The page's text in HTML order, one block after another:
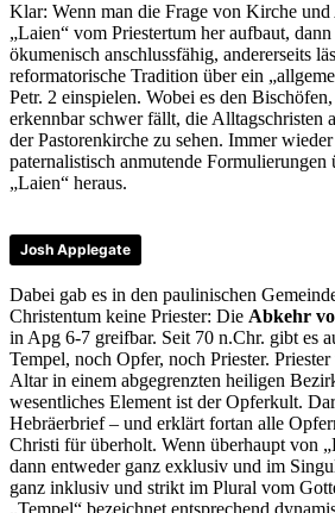
Klar: Wenn man die Frage von Kirche
„Laien“ vom Priestertum her aufbaut,
ökumenisch anschlussfähig, andererseits
reformatorische Tradition über ein
Petr. 2 einspielen. Wobei es den
erkennbar schwer fällt, die Alltagschristen
der Pastorenkirche zu sehen. Immer
paternalistisch anmutende Formulierungen
„Laien“ heraus.
Josh Applegate
Dabei gab es in den paulinischen
Christentum keine Priester: Die Abkehr
in Apg 6-7 greifbar. Seit 70 n.Chr. gibt es
Tempel, noch Opfer, noch Priester.
Altar in einem abgegrenzten heiligen
wesentliches Element ist der Opferkult.
Hebräerbrief – und erklärt fortan alle
Christi für überholt. Wenn überhaupt von
dann entweder ganz exklusiv und im
ganz inklusiv und strikt im Plural vom